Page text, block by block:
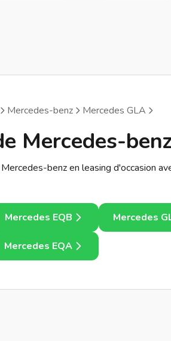
Mercedes-benz Mercedes GLA
Mercedes-
benz en leasing d'occasion
Mercedes EQB Mercedes
Mercedes EQA